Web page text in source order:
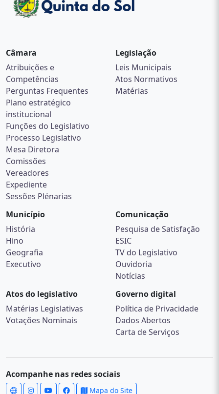
Câmara
Atribuições e
Competências
Perguntas Frequentes
Plano estratégico
institucional
Funções do Legislativo
Processo Legislativo
Mesa Diretora
Comissões
Vereadores
Expediente
Sessões Plénarias
Legislação
Leis Municipais
Atos Normativos
Matérias
Município
História
Hino
Geografia
Executivo
Comunicação
Pesquisa de Satisfação
ESIC
TV do Legislativo
Ouvidoria
Notícias
Atos do legislativo
Matérias Legislativas
Votações Nominais
Governo digital
Política de Privacidade
Dados Abertos
Carta de Serviços
Acompanhe nas redes sociais
Mapa do Site